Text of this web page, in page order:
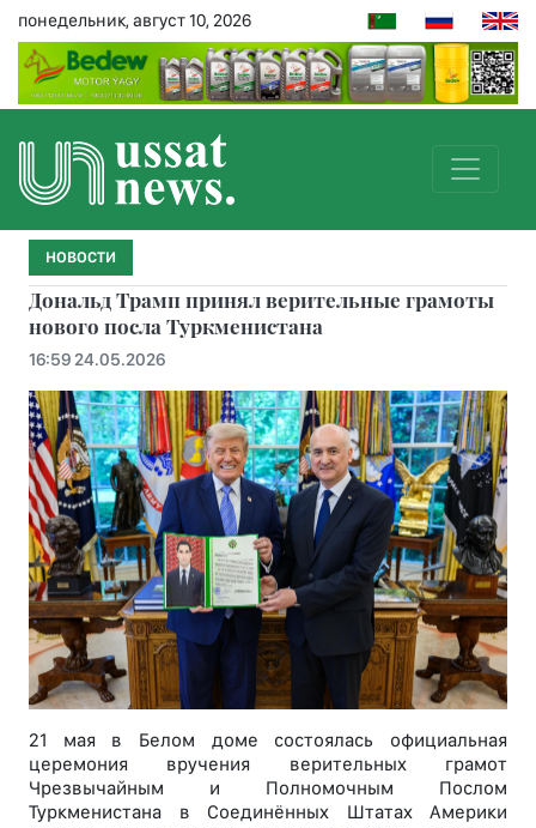
понедельник, август 10, 2026
НОВОСТИ
Дональд Трамп принял верительные грамоты
нового посла Туркменистана
16:59 24.05.2026
21 мая в Белом доме состоялась официальная
церемония вручения верительных грамот
Чрезвычайным и Полномочным Послом
Туркменистана в Соединённых Штатах Америки